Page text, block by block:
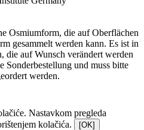
Osmiumform, die auf Oberflächen
gesammelt werden kann. Es ist in
die auf Wunsch verändert werden
Sonderbestellung und muss bitte
werden.
Nastavkom pregleda
kolačića.
[OK]